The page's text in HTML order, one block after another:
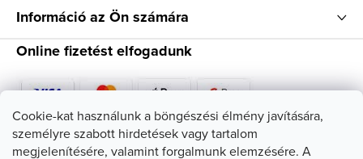
Cookie-kat használunk a böngészési élmény javítására,
személyre szabott hirdetések vagy tartalom
megjelenítésére, valamint forgalmunk elemzésére. A
Információ az Ön számára
Online fizetést elfogadunk
Kövessen minket